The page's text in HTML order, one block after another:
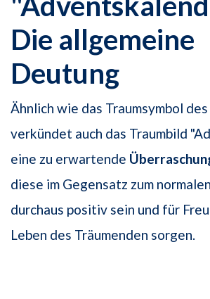
Die allgemeine
Deutung
Ähnlich wie das Traumsymbol
verkündet auch das Traumbild
eine zu erwartende
diese im Gegensatz zum
durchaus positiv sein und für
Leben des Träumenden sorgen.